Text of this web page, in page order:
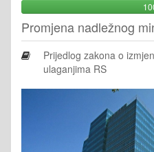
Promjena nadležnog
Prijedlog zakona o
ulaganjima RS